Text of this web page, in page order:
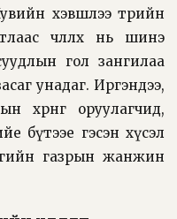
хэвшлээ төрийн
чөлөөлөх нь шинэ
гол зангилаа
унадаг. Иргэндээ,
хөрөнгө оруулагчид,
бүтээе гэсэн хүсэл
газрын жанжин